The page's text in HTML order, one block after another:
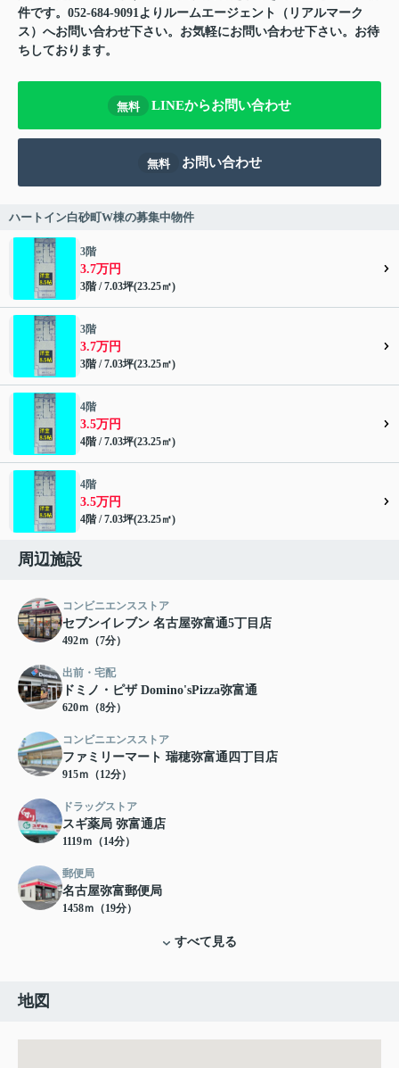
件です。052-684-9091よりルームエージェント（リアルマーク
ス）へお問い合わせ下さい。お気軽にお問い合わせ下さい。お待
ちしております。
無料 LINEからお問い合わせ
無料 お問い合わせ
ハートイン白砂町W棟の募集中物件
3階
3.7万円
3階 / 7.03坪(23.25㎡)
3階
3.7万円
3階 / 7.03坪(23.25㎡)
4階
3.5万円
4階 / 7.03坪(23.25㎡)
4階
3.5万円
4階 / 7.03坪(23.25㎡)
周辺施設
コンビニエンスストア
セブンイレブン 名古屋弥富通5丁目店
492ｍ（7分）
出前・宅配
ドミノ・ピザ Domino'sPizza弥富通
620ｍ（8分）
コンビニエンスストア
ファミリーマート 瑞穂弥富通四丁目店
915ｍ（12分）
ドラッグストア
スギ薬局 弥富通店
1119ｍ（14分）
郵便局
名古屋弥富郵便局
1458ｍ（19分）
すべて見る
地図